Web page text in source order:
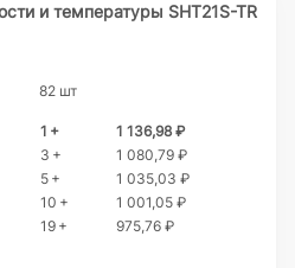
и температуры SHT21S-TR
82 шт
1 +
1 136,98 ₽
3 +
1 080,79 ₽
5 +
1 035,03 ₽
10 +
1 001,05 ₽
19 +
975,76 ₽